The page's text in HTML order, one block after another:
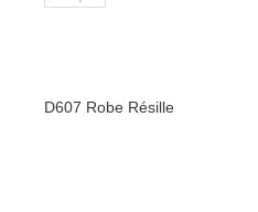
D607 Robe Résille